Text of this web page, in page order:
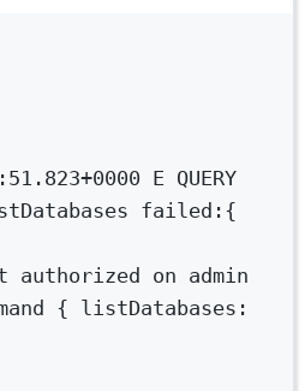
E QUERY
failed:{
authorized on admin
{ listDatabases: